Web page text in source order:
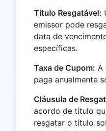
Título Resgatável:
emissor pode
data de
específicas.
Taxa de Cupom: A
paga anualmente
Cláusula de
acordo de título
resgatar o título